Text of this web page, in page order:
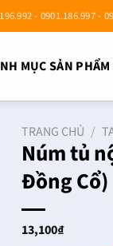
- 0901.186.997 -
MỤC SẢN PHẨM
TRANG CHỦ /
Núm tủ
Đồng Cổ)
13,100₫